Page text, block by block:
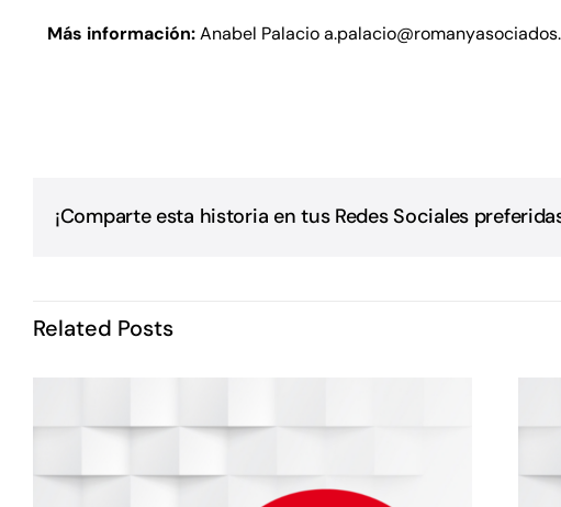
Más información:Anabel Palacio
¡Comparte esta historia en tus Redes Sociales
Related Posts